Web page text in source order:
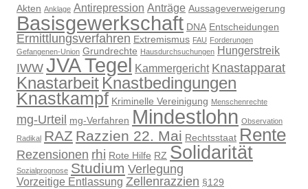
Akten Anklage Antirepression Anträge Aussageverweigerung
Basisgewerkschaft DNA Entscheidungen
Ermittlungsverfahren Extremismus FAU Forderungen
Gefangenen-Union Grundrechte Hausdurchsuchungen Hungerstreik
IWW JVA Tegel Kammergericht Knastapparat
Knastarbeit Knastbedingungen
Knastkampf Kriminelle Vereinigung Menschenrechte
mg-Urteil mg-Verfahren Mindestlohn Observation
Radikal RAZ Razzien 22. Mai Rechtsstaat Rente
Rezensionen rhi Rote Hilfe RZ Solidarität
Sozialprognose Studium Verlegung
Vorzeitige Entlassung Zellenrazzien §129